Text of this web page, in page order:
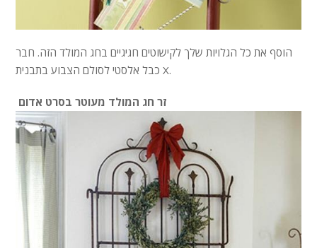
הוסף את כל הגלויות שלך לקישוטים חגיגיים בחג המולד הזה. חבר
כבל אלסטי לסולם הצבוע בתבנית X.
זר חג המולד מעוטר בסרט אדום